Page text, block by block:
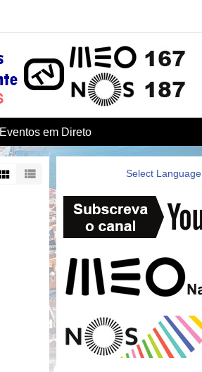
Eventos em Direto
Select Language